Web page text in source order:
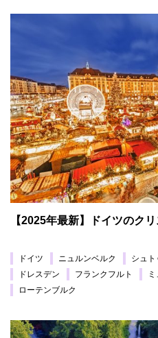
【2025年最新】ドイツのク
ドイツ ニュルンベルク
シュト
ドレスデン
フランクフルト
ローテンブルク